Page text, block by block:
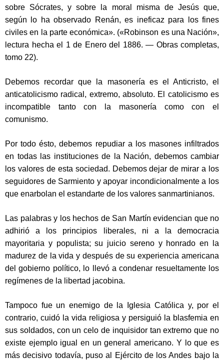
sobre Sócrates, y sobre la moral misma de Jesús que,
según lo ha observado Renán, es ineficaz para los fines
civiles en la parte económica». («Robinson es una Nación»,
lectura hecha el 1 de Enero del 1886. — Obras completas,
tomo 22).
Debemos recordar que la masonería es el Anticristo, el
anticatolicismo radical, extremo, absoluto. El catolicismo es
incompatible tanto con la masonería como con el
comunismo.
Por todo ésto, debemos repudiar a los masones infiltrados
en todas las instituciones de la Nación, debemos cambiar
los valores de esta sociedad. Debemos dejar de mirar a los
seguidores de Sarmiento y apoyar incondicionalmente a los
que enarbolan el estandarte de los valores sanmartinianos.
Las palabras y los hechos de San Martín evidencian que no
adhirió a los principios liberales, ni a la democracia
mayoritaria y populista; su juicio sereno y honrado en la
madurez de la vida y después de su experiencia americana
del gobierno político, lo llevó a condenar resueltamente los
regímenes de la libertad jacobina.
Tampoco fue un enemigo de la Iglesia Católica y, por el
contrario, cuidó la vida religiosa y persiguió la blasfemia en
sus soldados, con un celo de inquisidor tan extremo que no
existe ejemplo igual en un general americano. Y lo que es
más decisivo todavía, puso al Ejército de los Andes bajo la